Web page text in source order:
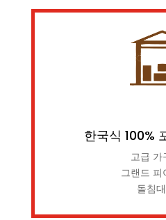
한국식 100%
고급 가
그랜드 피
돌침